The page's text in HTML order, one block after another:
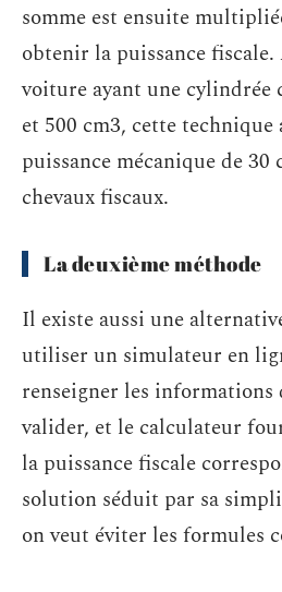
somme est ensuite
obtenir la puissance
voiture ayant une cylindrée
et 500 cm3, cette
puissance mécanique de 30
chevaux fiscaux.
La deuxième méthode
Il existe aussi une
utiliser un simulateur en
renseigner les informations
valider, et le calculateur
la puissance fiscale
solution séduit par sa
on veut éviter les formules